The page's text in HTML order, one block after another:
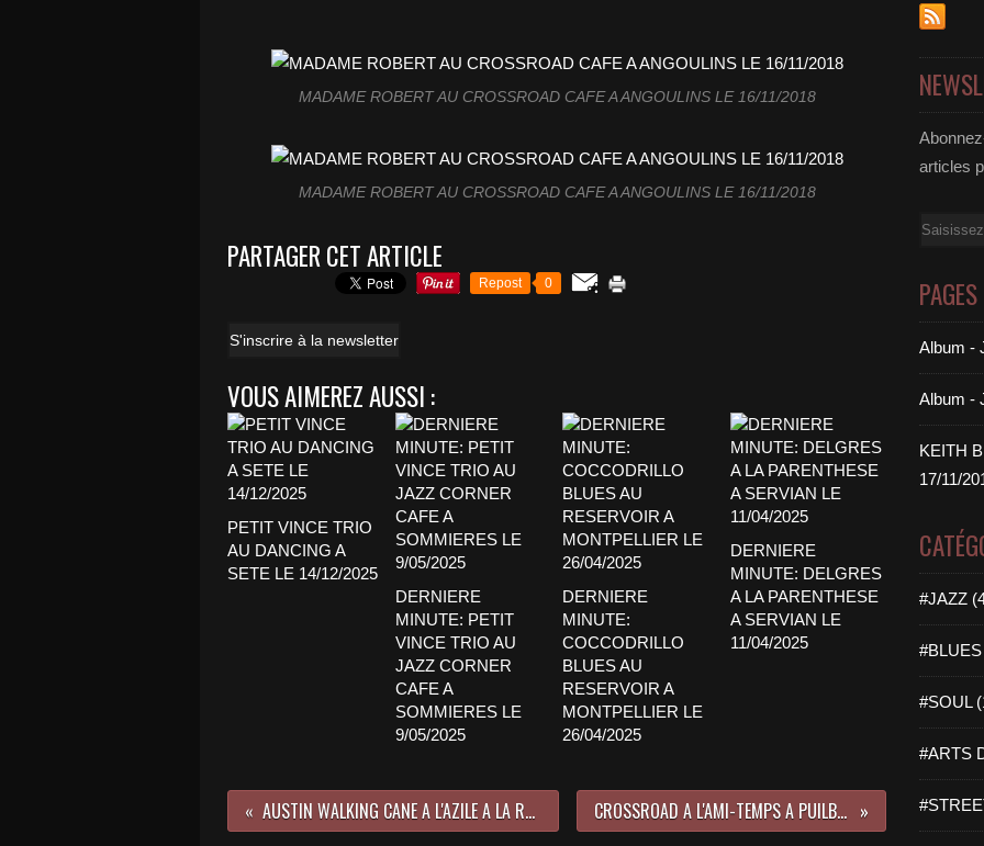
MADAME ROBERT AU CROSSROAD CAFE A ANGOULINS LE 16/11/2018
MADAME ROBERT AU CROSSROAD CAFE A ANGOULINS LE 16/11/2018
PARTAGER CET ARTICLE
Repost 0
S'inscrire à la newsletter
VOUS AIMEREZ AUSSI :
PETIT VINCE TRIO
AU DANCING A
SETE LE 14/12/2025
DERNIERE
MINUTE: PETIT
VINCE TRIO AU
JAZZ CORNER
CAFE A
SOMMIERES LE
9/05/2025
DERNIERE
MINUTE:
COCCODRILLO
BLUES AU
RESERVOIR A
MONTPELLIER LE
26/04/2025
DERNIERE
MINUTE: DELGRES
A LA PARENTHESE
A SERVIAN LE
11/04/2025
AUSTIN WALKING CANE A L'AZILE A LA ROCHELLE LE 15/11/2018 CROSSROAD A L'AMI-TEMPS A PUILBOREAU LE 17/11/2018
articles
Email
PAGES
Album -
Album -
KEITH
17/11/
#JAZZ
#SOUL
#ARTS